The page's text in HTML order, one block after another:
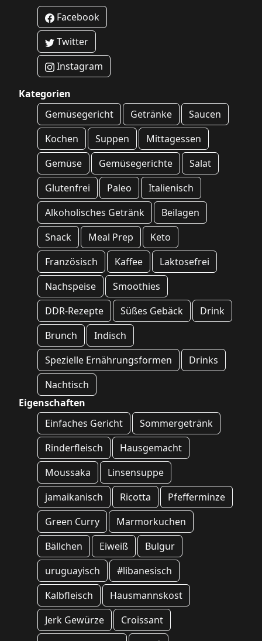
Facebook
Twitter
Instagram
Kategorien
Gemüsegericht
Getränke
Saucen
Kochen
Suppen
Mittagessen
Gemüse
Gemüsegerichte
Salat
Glutenfrei
Paleo
Italienisch
Alkoholisches Getränk
Beilagen
Snack
Meal Prep
Keto
Französisch
Kaffee
Laktosefrei
Nachspeise
Smoothies
DDR-Rezepte
Süßes Gebäck
Drink
Brunch
Indisch
Spezielle Ernährungsformen
Drinks
Nachtisch
Eigenschaften
Einfaches Gericht
Sommergetränk
Rinderfleisch
Hausgemacht
Moussaka
Linsensuppe
jamaikanisch
Ricotta
Pfefferminze
Green Curry
Marmorkuchen
Bällchen
Eiweiß
Bulgur
uruguayisch
#libanesisch
Kalbfleisch
Hausmannskost
Jerk Gewürze
Croissant